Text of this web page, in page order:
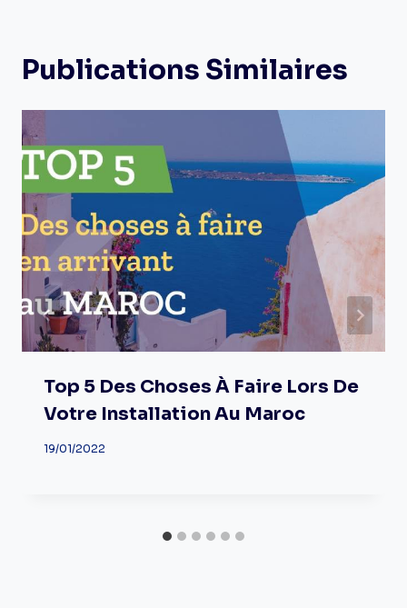
Publications Similaires
Top 5 Des Choses À Faire Lors De
Votre Installation Au Maroc
19/01/2022